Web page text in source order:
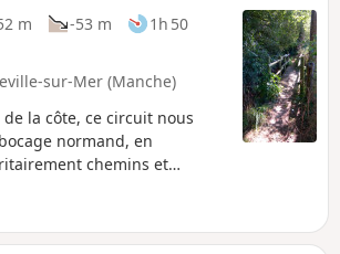
m -53 m
1h 50
sur-Mer (Manche)
la côte, ce circuit nous
normand, en
chemins et